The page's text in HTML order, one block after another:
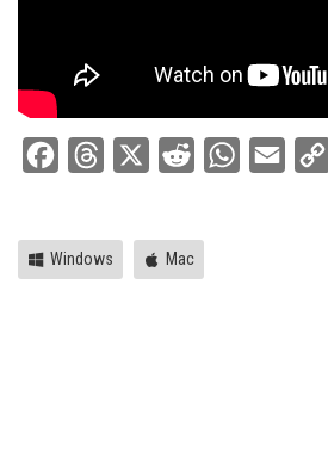
FacebookThreads Reddit WhatsApp
Email
Windows Mac